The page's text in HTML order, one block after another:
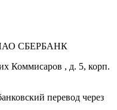
СБЕРБАНК
Коммисаров , д. 5, корп.
перевод через